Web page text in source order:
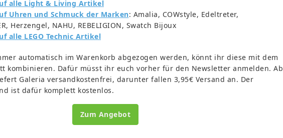
alle Light & Living Artikel
Uhren und Schmuck der Marken: Amalia, COWstyle, Edeltreter,
Herzengel, NAHU, REBELIGION, Swatch Bijoux
alle LEGO Technic Artikel
automatisch im Warenkorb abgezogen werden, könnt ihr diese mit dem
kombinieren. Dafür müsst ihr euch vorher für den Newsletter anmelden. Ab
Galeria versandkostenfrei, darunter fallen 3,95€ Versand an. Der
ist dafür komplett kostenlos.
Zum Angebot